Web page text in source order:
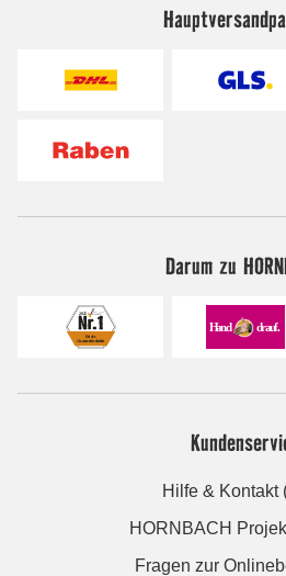
Darum zu
Hilfe & Kontakt
HORNBACH
Fragen zur